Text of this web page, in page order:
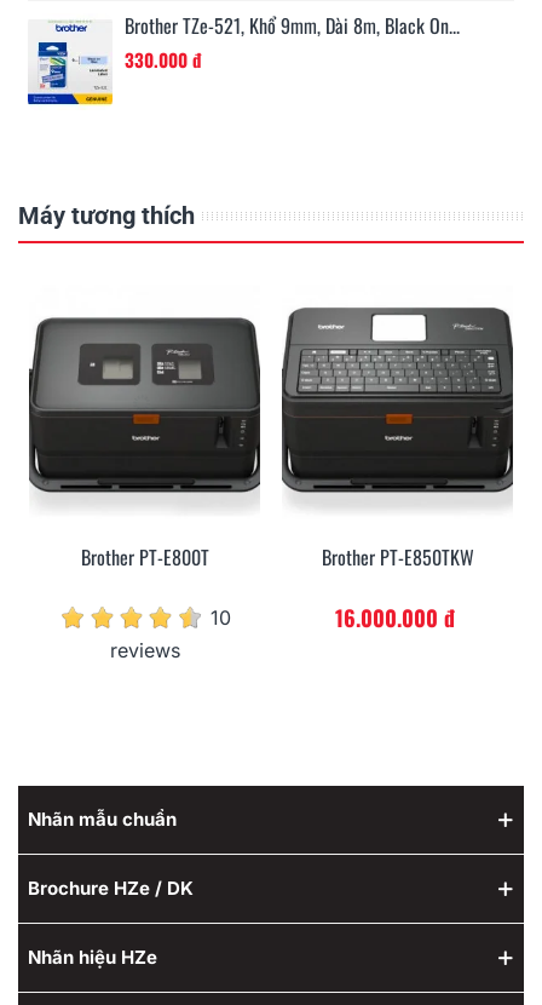
Brother TZe-521, Khổ 9mm, Dài 8m, Black On...
330.000 đ
Máy tương thích
Brother PT-E800T
10
reviews
Brother PT-E850TKW
16.000.000 đ
Nhãn mẫu chuẩn
Brochure HZe / DK
Nhãn hiệu HZe